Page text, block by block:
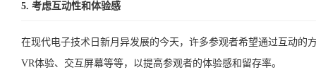
5. 考虑互动性和体验感
在现代电子技术日新月异发展的今天，许多参观者希望通过互动
VR体验、交互屏幕等等，以提高参观者的体验感和留存率。